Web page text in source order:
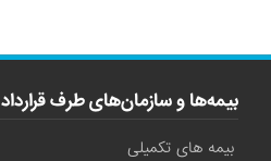
بیمه‌ها و سازمان‌های طرف قرارداد
بیمه های تکمیلی